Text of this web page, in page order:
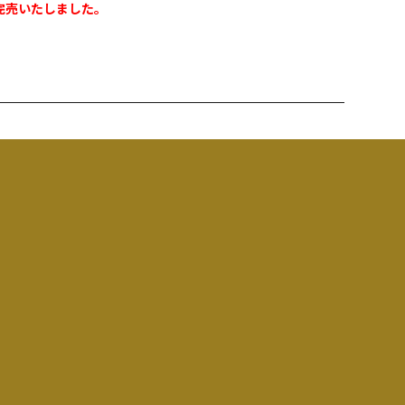
いたしました。
万里の長城、パルテノン神殿といった遺跡、サグラダファ